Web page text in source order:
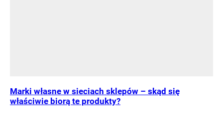
Marki własne w sieciach sklepów – skąd się
właściwie biorą te produkty?